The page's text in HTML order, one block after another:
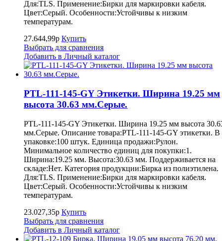
Для:TLS. Применение:Бирки для маркировки кабеля.
Цвет:Серый. Особенности:Устойчивы к низким
температурам.
27.644,99р Купить
Выбрать для сравнения
Добавить в Личный каталог
PTL-111-145-GY Этикетки. Ширина 19.25 мм
высота 30.63 мм.Серые.
PTL-111-145-GY Этикетки. Ширина 19.25 мм высота
мм.Серые. Описание товара:PTL-111-145-GY этикетки. В
упаковке:100 штук. Единица продажи:Рулон.
Минимальное количество единиц для покупки:1.
Ширина:19.25 мм. Высота:30.63 мм. Поддерживается на
складе:Нет. Категория продукции:Бирка из полиэтилена.
Для:TLS. Применение:Бирки для маркировки кабеля.
Цвет:Серый. Особенности:Устойчивы к низким
температурам.
23.027,35р Купить
Выбрать для сравнения
Добавить в Личный каталог